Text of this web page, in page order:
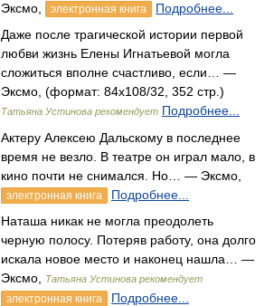
Эксмо,
электронная книга
Подробнее...
Даже после трагической истории первой
любви жизнь Елены Игнатьевой могла
сложиться вполне счастливо, если… —
Эксмо, (формат: 84x108/32, 352 стр.)
Татьяна Устинова рекомендует Подробнее...
Актеру Алексею Дальскому в последнее
время не везло. В театре он играл мало, в
кино почти не снимался. Но… — Эксмо,
электронная книга
Подробнее...
Наташа никак не могла преодолеть
черную полосу. Потеряв работу, она долго
искала новое место и наконец нашла… —
Эксмо,
Татьяна Устинова рекомендует
электронная книга
Подробнее...